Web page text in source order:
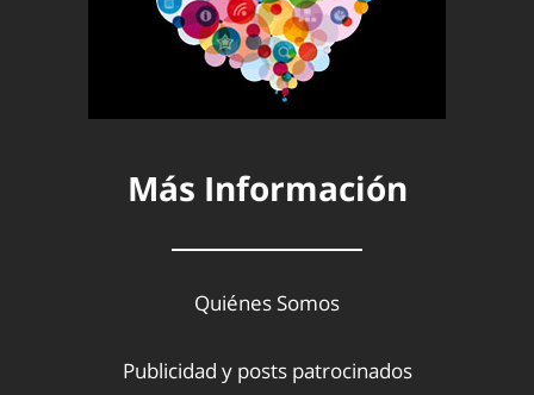
Más Información
Quiénes Somos
Publicidad y posts patrocinados